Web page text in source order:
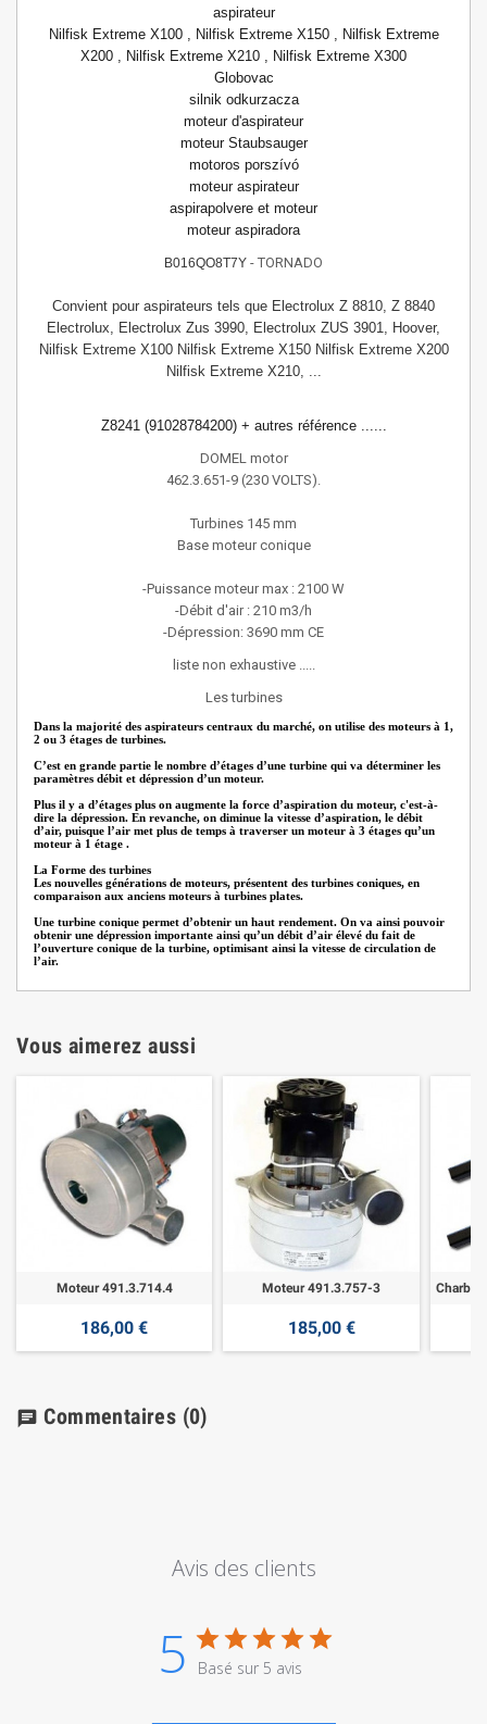
aspirateur
Nilfisk Extreme X100 , Nilfisk Extreme X150 , Nilfisk Extreme
X200 , Nilfisk Extreme X210 , Nilfisk Extreme X300
Globovac
silnik odkurzacza
moteur d'aspirateur
moteur Staubsauger
motoros porszívó
moteur aspirateur
aspirapolvere et moteur
moteur aspiradora
B016QO8T7Y - TORNADO
Convient pour aspirateurs tels que Electrolux Z 8810, Z 8840
Electrolux, Electrolux Zus 3990, Electrolux ZUS 3901, Hoover,
Nilfisk Extreme X100 Nilfisk Extreme X150 Nilfisk Extreme X200
Nilfisk Extreme X210, ...
Z8241 (91028784200) + autres référence ......
DOMEL motor
462.3.651-9 (230 VOLTS).
Turbines 145 mm
Base moteur conique
-Puissance moteur max : 2100 W
-Débit d'air : 210 m3/h
-Dépression: 3690 mm CE
liste non exhaustive .....
Les turbines
Dans la majorité des aspirateurs centraux du marché, on utilise des moteurs à 1,
2 ou 3 étages de turbines.
C’est en grande partie le nombre d’étages d’une turbine qui va déterminer les
paramètres débit et dépression d’un moteur.
Plus il y a d’étages plus on augmente la force d’aspiration du moteur, c'est-à-
dire la dépression. En revanche, on diminue la vitesse d’aspiration, le débit
d’air, puisque l’air met plus de temps à traverser un moteur à 3 étages qu’un
moteur à 1 étage .
La Forme des turbines
Les nouvelles générations de moteurs, présentent des turbines coniques, en
comparaison aux anciens moteurs à turbines plates.
Une turbine conique permet d’obtenir un haut rendement. On va ainsi pouvoir
obtenir une dépression importante ainsi qu’un débit d’air élevé du fait de
l’ouverture conique de la turbine, optimisant ainsi la vitesse de circulation de
l’air.
Vous aimerez aussi
Moteur 491.3.714.4
186,00 €
Moteur 491.3.757-3
185,00 €
chat Commentaires (0)
Avis des clients
5 Basé sur 5 avis